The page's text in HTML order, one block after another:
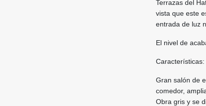
Terrazas del
vista que este
entrada de luz
El nivel de
Características:
Gran salón de
comedor,
Obra gris y se